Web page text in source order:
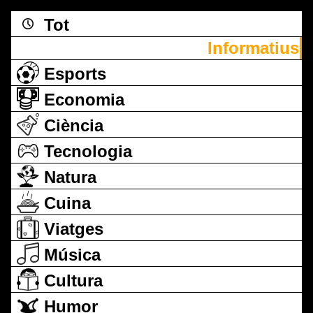
Tot
Informatius
Esports
Economia
Ciència
Tecnologia
Natura
Cuina
Viatges
Música
Cultura
Humor